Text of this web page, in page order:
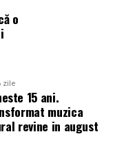
o
zile
15 ani.
muzica
revine in august